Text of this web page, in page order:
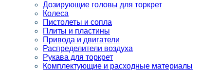
Дозирующие головы для торкрет
Колеса
Пистолеты и сопла
Плиты и пластины
Привода и двигатели
Распределители воздуха
Рукава для торкрет
Комплектующие и расходные материалы